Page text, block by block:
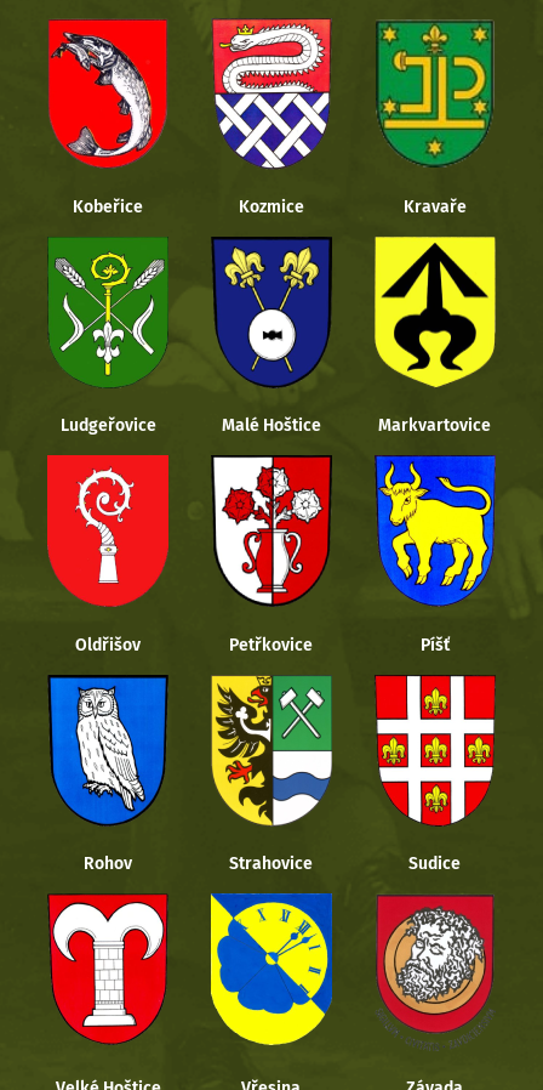
Kobeřice Kozmice Kravaře
Ludgeřovice Malé Hoštice Markvartovice
Oldřišov Petřkovice Píšť
Rohov Strahovice Sudice